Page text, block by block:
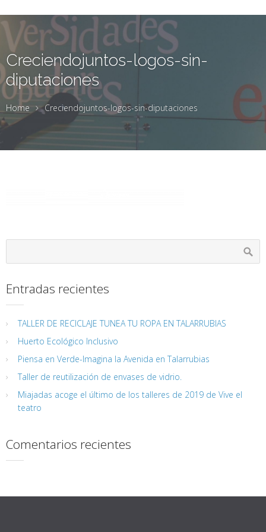
Creciendojuntos-logos-sin-
diputaciones
Home Creciendojuntos-logos-sin-diputaciones
Entradas recientes
TALLER DE RECICLAJE TUNEA TU ROPA EN TALARRUBIAS
Huerto Ecológico Inclusivo
Piensa en Verde-Imagina la Avenida en Talarrubias
Taller de reutilización de envases de vidrio.
Miajadas acoge el último de los talleres de 2019 de Vive el
teatro
Comentarios recientes